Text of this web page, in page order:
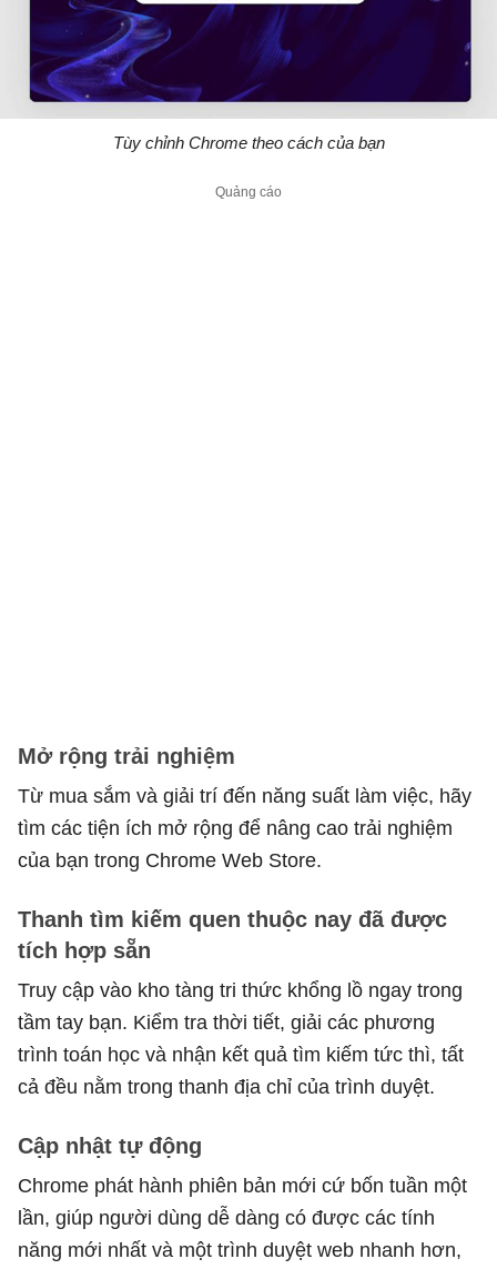
Tùy chỉnh Chrome theo cách của bạn
Mở rộng trải nghiệm
Từ mua sắm và giải trí đến năng suất làm việc, hãy
tìm các tiện ích mở rộng để nâng cao trải nghiệm
của bạn trong Chrome Web Store.
Thanh tìm kiếm quen thuộc nay đã được
tích hợp sẵn
Truy cập vào kho tàng tri thức khổng lồ ngay trong
tầm tay bạn. Kiểm tra thời tiết, giải các phương
trình toán học và nhận kết quả tìm kiếm tức thì, tất
cả đều nằm trong thanh địa chỉ của trình duyệt.
Cập nhật tự động
Chrome phát hành phiên bản mới cứ bốn tuần một
lần, giúp người dùng dễ dàng có được các tính
năng mới nhất và một trình duyệt web nhanh hơn,